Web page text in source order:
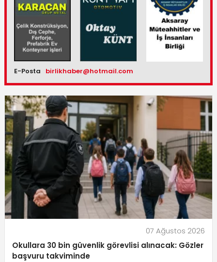
E-Posta birlikhaber@hotmail.com
07 Ağustos 2026
Okullara 30 bin güvenlik görevlisi alınacak: Gözler
başvuru takviminde